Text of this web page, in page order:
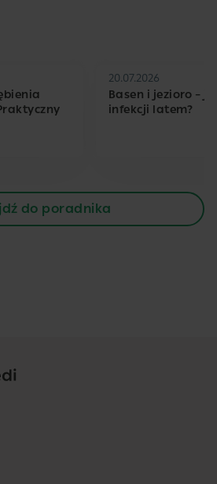
20.07.2026
Basen i jezioro –
infekcji latem?
do poradnika